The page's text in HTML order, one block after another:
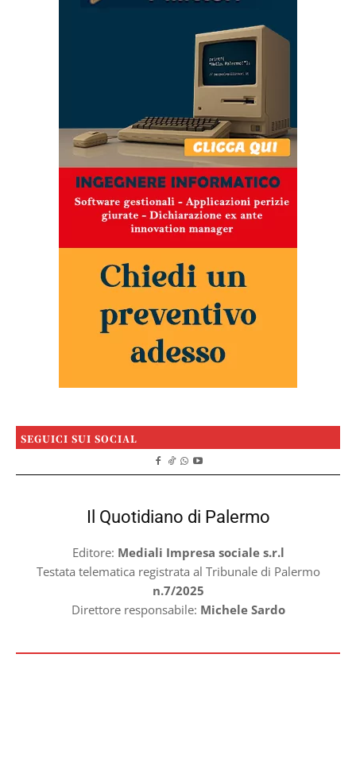
SEGUICI SUI SOCIAL
Il Quotidiano di Palermo
Editore: Mediali Impresa sociale s.r.l
Testata telematica registrata al Tribunale di Palermo
n.7/2025
Direttore responsabile: Michele Sardo